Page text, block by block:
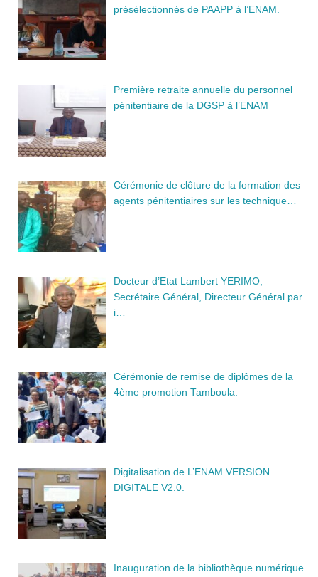
présélectionnés de PAAPP à l’ENAM.
Première retraite annuelle du personnel
pénitentiaire de la DGSP à l’ENAM
Cérémonie de clôture de la formation des
agents pénitentiaires sur les technique…
Docteur d’Etat Lambert YERIMO,
Secrétaire Général, Directeur Général par
i…
Cérémonie de remise de diplômes de la
4ème promotion Tamboula.
Digitalisation de L’ENAM VERSION
DIGITALE V2.0.
Inauguration de la bibliothèque numérique